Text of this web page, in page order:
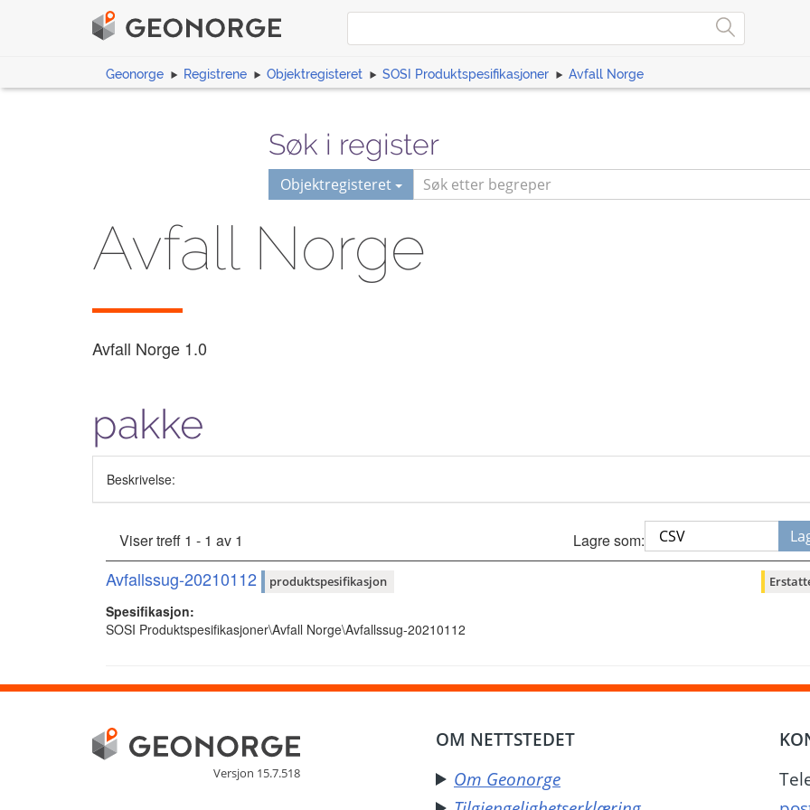
Geonorge Registrene Objektregisteret SOSI Produktspesifikasjoner Avfall Norge
Søk i register
Objektregisteret
Avfall Norge
Avfall Norge 1.0
pakke
Beskrivelse:
Viser treff 1 - 1 av 1 Lagre som:
Avfallssug-20210112 produktspesifikasjon
Spesifikasjon:
SOSI Produktspesifikasjoner\Avfall Norge\Avfallssug-20210112